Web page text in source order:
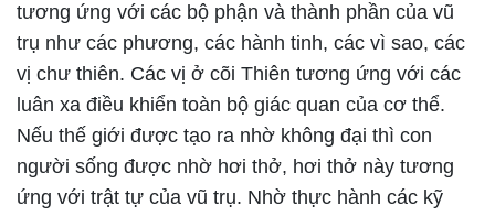
tương ứng với các bộ phận và thành phần của vũ
trụ như các phương, các hành tinh, các vì sao, các
vị chư thiên. Các vị ở cõi Thiên tương ứng với các
luân xa điều khiển toàn bộ giác quan của cơ thể.
Nếu thế giới được tạo ra nhờ không đại thì con
người sống được nhờ hơi thở, hơi thở này tương
ứng với trật tự của vũ trụ. Nhờ thực hành các kỹ